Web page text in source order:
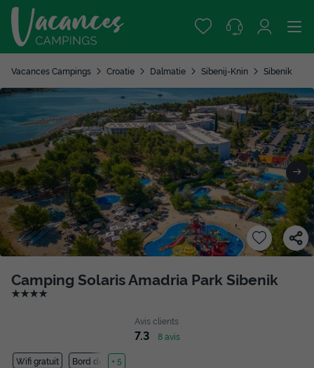
Vacances Campings Croatie Dalmatie Sibenij-Knin Sibenik
Camping Solaris Amadria Park Sibenik
★★★★
Avis clients
7.3 8 avis
Wifi gratuit Bord de mer
+ 5